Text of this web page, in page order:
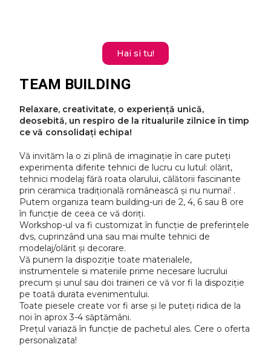
Hai si tu!
TEAM BUILDING
Relaxare, creativitate, o experiență unică,
deosebită, un respiro de la ritualurile zilnice în timp
ce vă consolidați echipa!
Vă invităm la o zi plină de imaginație în care puteți
experimenta diferite tehnici de lucru cu lutul: olărit,
tehnici modelaj fără roata olarului, călătorii fascinante
prin ceramica tradițională românească și nu numai! .
Putem organiza team building-uri de 2, 4, 6 sau 8 ore
în funcție de ceea ce vă doriți.
Workshop-ul va fi customizat în funcție de preferințele
dvs, cuprinzând una sau mai multe tehnici de
modelaj/olărit și decorare.
Vă punem la dispoziție toate materialele,
instrumentele si materiile prime necesare lucrului
precum și unul sau doi traineri ce vă vor fi la dispoziție
pe toată durata evenimentului.
Toate piesele create vor fi arse și le puteți ridica de la
noi în aprox 3-4 săptămâni.
Prețul variază în funcție de pachetul ales. Cere o oferta
personalizata!